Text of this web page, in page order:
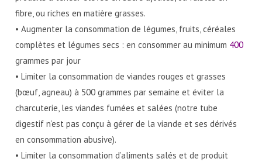
fibre, ou riches en matière grasses.
• Augmenter la consommation de légumes, fruits, céréales
complètes et légumes secs : en consommer au minimum 400
grammes par jour
• Limiter la consommation de viandes rouges et grasses
(bœuf, agneau) à 500 grammes par semaine et éviter la
charcuterie, les viandes fumées et salées (notre tube
digestif n’est pas conçu à gérer de la viande et ses dérivés
en consommation abusive).
• Limiter la consommation d’aliments salés et de produit